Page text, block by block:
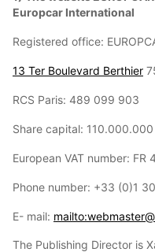
Europcar International
Registered office:
13 Ter Boulevard Berthier
RCS Paris: 489 099 903
Share capital: 110.000.000
European VAT number:
Phone number: +33 (0)1
E- mail:
The Publishing Director is